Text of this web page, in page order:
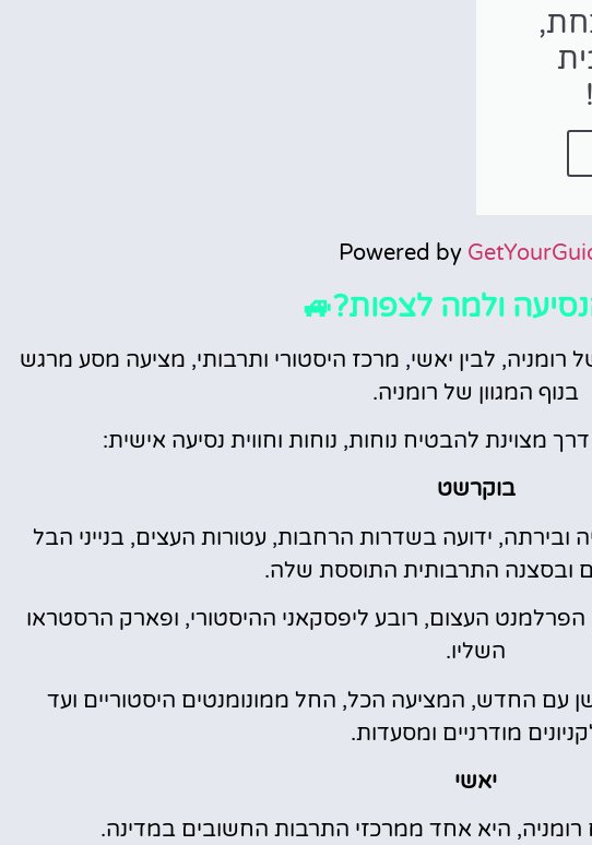
Powered by
ולמה לצפות?🚙
לבין יאשי, מרכז היסטורי ותרבותי, מציעה מסע מרגש
בנוף המגוון של רומניה.
מצוינת להבטיח נוחות, נוחות וחווית נסיעה אישית:
בוקרשט
ובירתה, ידועה בשדרות הרחבות, עטורות העצים, בנייני הבל
ובסצנה התרבותית התוססת שלה.
הפרלמנט העצום, רובע ליפסקאני ההיסטורי, ופארק הרסטראו
השליו.
החדש, המציעה הכל, החל ממונומנטים היסטוריים ועד
מודרניים ומסעדות.
יאשי
היא אחד ממרכזי התרבות החשובים במדינה.